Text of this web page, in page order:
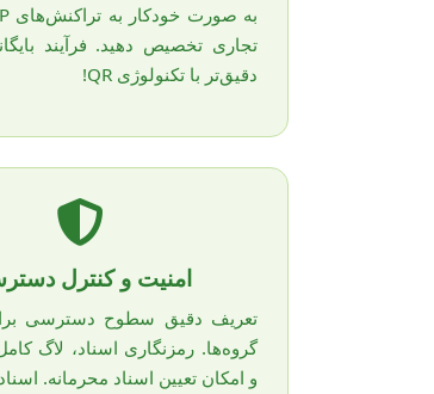
تجاری تخصیص دهید. فرآیند
دقیق‌تر با تکنولوژی QR!
امنیت و کنترل
تعریف دقیق سطوح دسترسی
گروه‌ها. رمزنگاری اسناد، لاگ
و امکان تعیین اسناد محرمانه.